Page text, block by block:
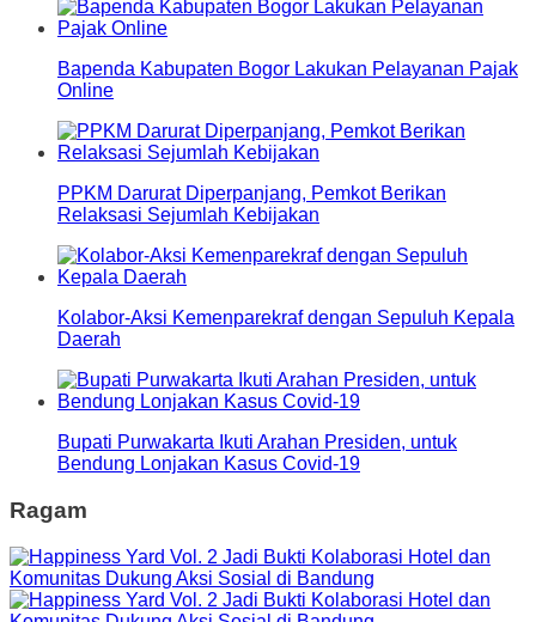
Bapenda Kabupaten Bogor Lakukan Pelayanan Pajak
Online
PPKM Darurat Diperpanjang, Pemkot Berikan
Relaksasi Sejumlah Kebijakan
Kolabor-Aksi Kemenparekraf dengan Sepuluh Kepala
Daerah
Bupati Purwakarta Ikuti Arahan Presiden, untuk
Bendung Lonjakan Kasus Covid-19
Ragam